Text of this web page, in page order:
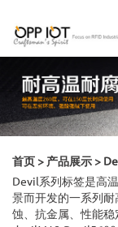
首页> 产品展示>
Devil系列标签是高
景而开发的一系列
蚀、抗金属、性能